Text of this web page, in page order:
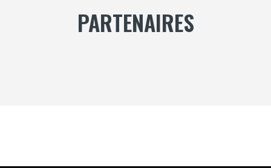
PARTENAIRES